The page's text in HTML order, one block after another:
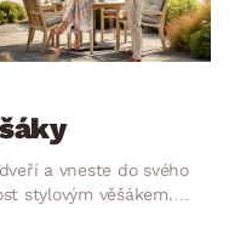
a vneste do svého
stylovým věšákem.